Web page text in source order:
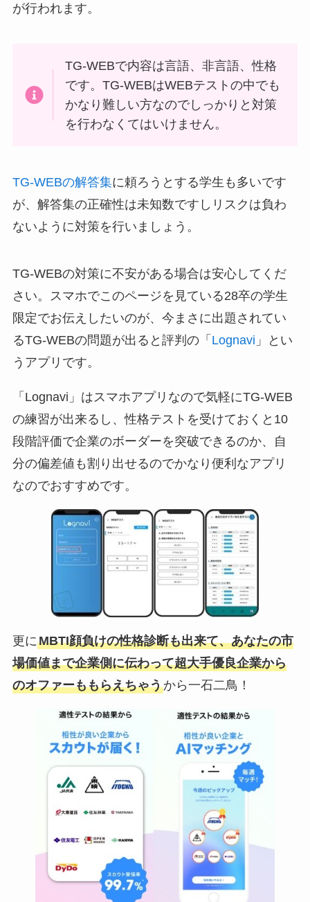
が行われます。
TG-WEBで内容は言語、非言語、性格
です。TG-WEBはWEBテストの中でも
かなり難しい方なのでしっかりと対策
を行わなくてはいけません。
TG-WEBの解答集に頼ろうとする学生も多いです
が、解答集の正確性は未知数ですしリスクは負わ
ないように対策を行いましょう。
TG-WEBの対策に不安がある場合は安心してくだ
さい。スマホでこのページを見ている28卒の学生
限定でお伝えしたいのが、今まさに出題されてい
るTG-WEBの問題が出ると評判の「 Lognavi 」とい
うアプリです。
「Lognavi」はスマホアプリなので気軽にTG-WEB
の練習が出来るし、性格テストを受けておくと10
段階評価で企業のボーダーを突破できるのか、自
分の偏差値も割り出せるのでかなり便利なアプリ
なのでおすすめです。
更にMBTI顔負けの性格診断も出来て、あなたの市
場価値まで企業側に伝わって超大手優良企業から
のオファーももらえちゃうから一石二鳥！